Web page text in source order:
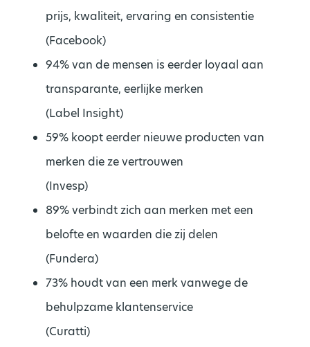
prijs, kwaliteit, ervaring en consistentie
(Facebook)
94% van de mensen is eerder loyaal aan
transparante, eerlijke merken
(Label Insight)
59% koopt eerder nieuwe producten van
merken die ze vertrouwen
(Invesp)
89% verbindt zich aan merken met een
belofte en waarden die zij delen
(Fundera)
73% houdt van een merk vanwege de
behulpzame klantenservice
(Curatti)